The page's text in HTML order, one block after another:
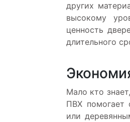
других
высокому
ценность
длительного
Мало кто
ПВХ помогает
или